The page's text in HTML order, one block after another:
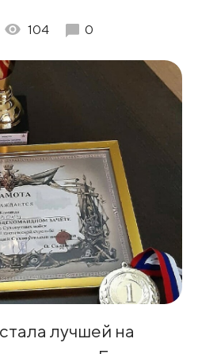
104 0
лучшей на